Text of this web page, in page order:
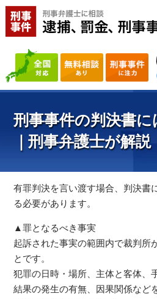
刑事事件の判決書に
｜刑事弁護士が解説
有罪判決を言い渡す場合、判決書
る必要があります。
▲罪となるべき事実
起訴された事実の範囲内で裁判所
とです。
犯罪の日時・場所、主体と客体、
結果の発生の有無、因果関係など